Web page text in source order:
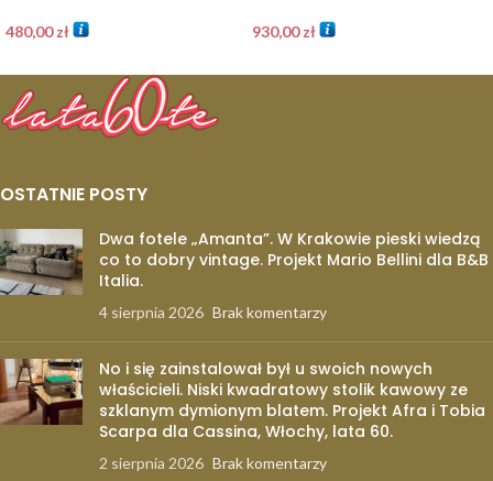
480,00zł 930,00zł
OSTATNIE POSTY
Dwa fotele „Amanta”. W Krakowie pieski wiedzą
co to dobry vintage. Projekt Mario Bellini dla B&B
Italia.
4 sierpnia 2026 Brak komentarzy
No i się zainstalował był u swoich nowych
właścicieli. Niski kwadratowy stolik kawowy ze
szklanym dymionym blatem. Projekt Afra i Tobia
Scarpa dla Cassina, Włochy, lata 60.
2 sierpnia 2026 Brak komentarzy